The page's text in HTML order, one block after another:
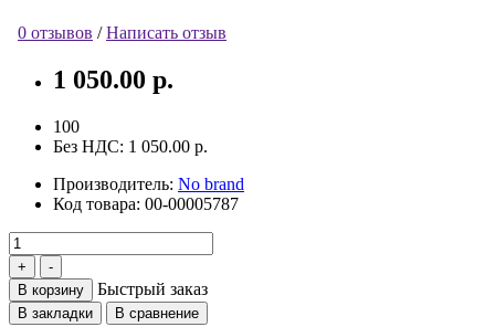
0 отзывов /Написать отзыв
1 050.00 р.
100
Без НДС: 1 050.00 р.
Производитель: No brand
Код товара: 00-00005787
В корзину Быстрый заказ
В закладки В сравнение